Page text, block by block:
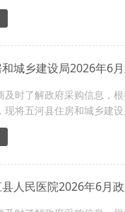
城乡建设局2026年6
及时了解政府采购信息，
现将五河县住房和城乡建
人民医院2026年6月